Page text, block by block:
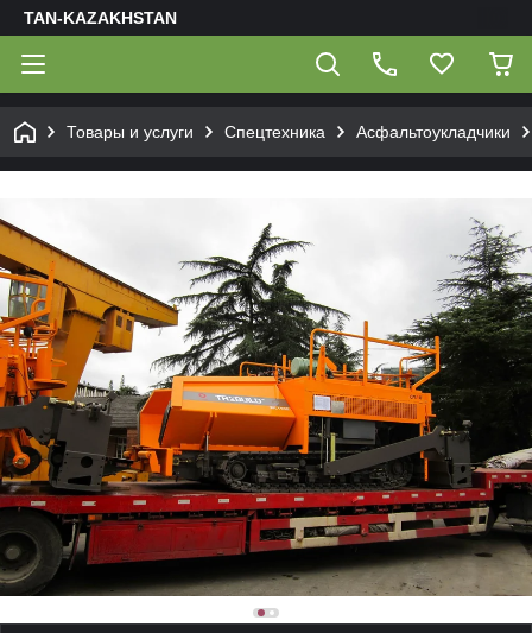
TAN-KAZAKHSTAN
Товары и услуги Спецтехника Асфальтоукладчики